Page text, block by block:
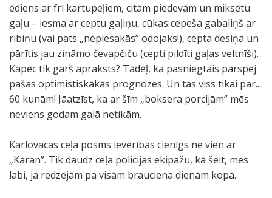
ēdiens ar frī kartupeļiem, citām piedevām un miksētu
gaļu – iesma ar ceptu gaļiņu, cūkas cepeša gabaliņš ar
ribiņu (vai pats „nepiesakās” odojaks!), cepta desiņa un
pārītis jau zināmo čevapčiču (cepti pildīti gaļas veltnīši).
Kāpēc tik garš apraksts? Tādēļ, ka pasniegtais pārspēj
pašas optimistiskākās prognozes. Un tas viss tikai par...
60 kunām! Jāatzīst, ka ar šīm „boksera porcijām” mēs
neviens godam galā netikām.
Karlovacas ceļa posms ievērības cienīgs ne vien ar
„Karan”. Tik daudz ceļa policijas ekipāžu, kā šeit, mēs
labi, ja redzējām pa visām brauciena dienām kopā.